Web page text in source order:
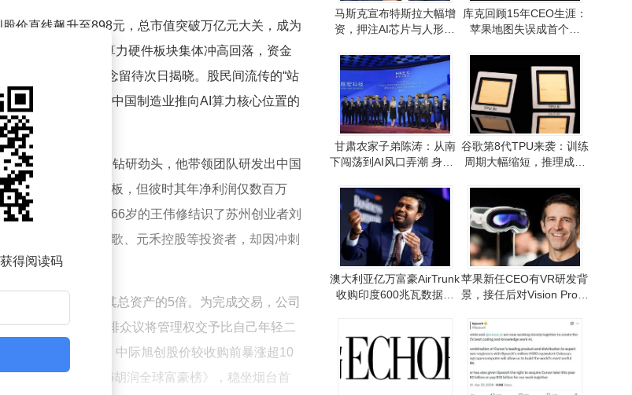
价直线飙升至898元，总市值突破万亿元大关，成为
延续整日——上午算力硬件板块集体冲高回落，资金
“万亿时刻”的悬念留待次日揭晓。股民间流传的“站
的隐喻。而这家将中国制造业推向AI算力核心位置的
设备厂。凭借一股钻研劲头，他带领团队研发出中国
中际装备登陆创业板，但彼时其年净利润仅数百万
出现在2016年——66岁的王伟修结识了苏州创业者刘
块，背后站着谷歌、元禾控股等投资者，却因冲刺
，这笔资金近乎其总资产的5倍。为完成交易，公司
购完成后，他力排众议将管理权交予比自己年轻二
如今已结出硕果：中际旭创股价较收购前暴涨超10
元财富登上《2026胡润全球富豪榜》，稳坐烟台首
获得阅读码
马斯克宣布特斯拉大幅增
资，押注AI芯片与人形机
库克回顾15年CEO生涯：
苹果地图失误成首个大
甘肃农家子弟陈涛：从南
下闯荡到AI风口弄潮 身家6
谷歌第8代TPU来袭：训练
周期大幅缩短，推理成本
澳大利亚亿万富豪AirTrunk
收购印度600兆瓦数据中
苹果新任CEO有VR研发背
景，接任后对Vision Pro未